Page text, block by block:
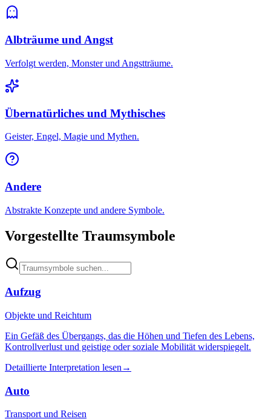
Albträume und Angst
Verfolgt werden, Monster und Angstträume.
Übernatürliches und Mythisches
Geister, Engel, Magie und Mythen.
Andere
Abstrakte Konzepte und andere Symbole.
Vorgestellte Traumsymbole
Aufzug
Objekte und Reichtum
Ein Gefäß des Übergangs, das die Höhen und Tiefen des Lebens,
Kontrollverlust und geistige oder soziale Mobilität widerspiegelt.
Detaillierte Interpretation lesen →
Auto
Transport und Reisen